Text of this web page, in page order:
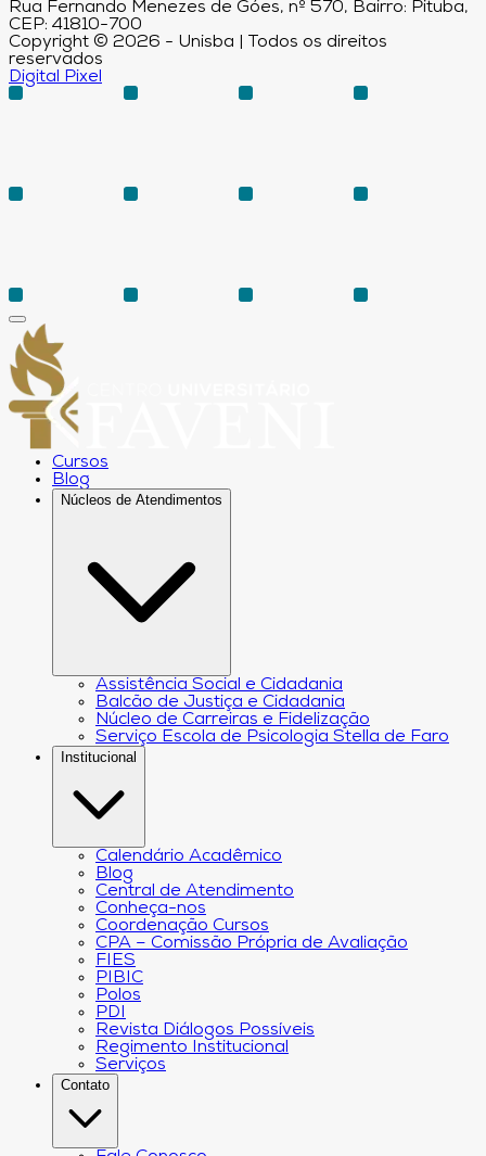
Rua Fernando Menezes de Góes, nº 570, Bairro: Pituba,
CEP: 41810-700
Copyright © 2026 - Unisba | Todos os direitos
reservados
Digital Pixel
Cursos
Blog
Núcleos de Atendimentos
Assistência Social e Cidadania
Balcão de Justiça e Cidadania
Núcleo de Carreiras e Fidelização
Serviço Escola de Psicologia Stella de Faro
Institucional
Calendário Acadêmico
Blog
Central de Atendimento
Conheça-nos
Coordenação Cursos
CPA – Comissão Própria de Avaliação
FIES
PIBIC
Polos
PDI
Revista Diálogos Possíveis
Regimento Institucional
Serviços
Contato